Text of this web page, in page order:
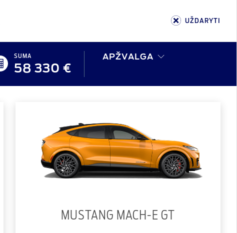
UŽDARYTI
SUMA
58 330 €
APŽVALGA
MUSTANG MACH-E GT